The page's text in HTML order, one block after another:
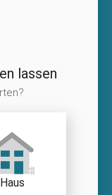
lassen
Haus